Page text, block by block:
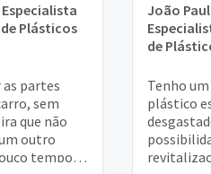
Especialista
Plásticos
partes
sem
que não
outro
tempo,
João
de
Tenho
plástico